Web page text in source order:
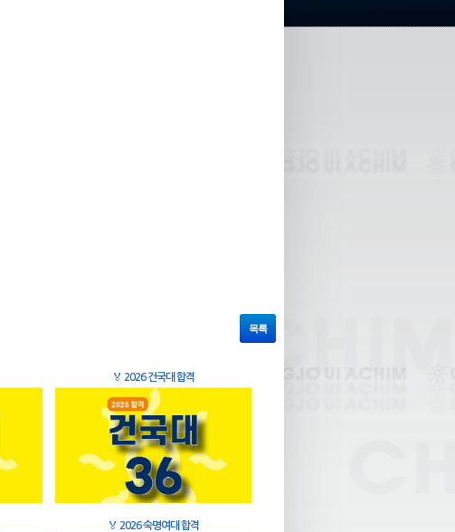
목록
🏅 2026 건국대 합격
🏅 2026 숙명여대 합격